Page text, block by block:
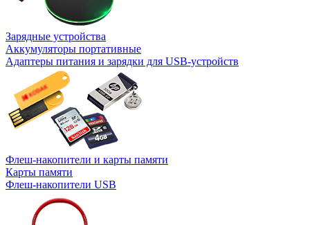
Зарядные устройства
Аккумуляторы портативные
Адаптеры питания и зарядки для USB-устройств
Флеш-накопители и карты памяти
Карты памяти
Флеш-накопители USB